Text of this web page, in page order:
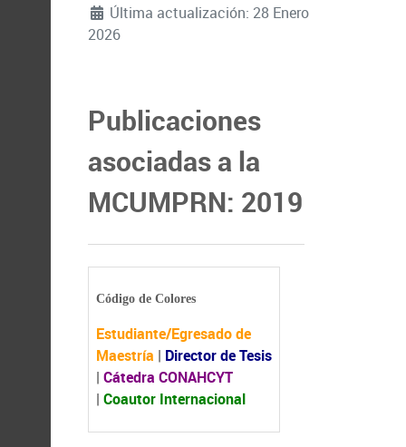
Última actualización: 28 Enero
2026
Publicaciones
asociadas a la
MCUMPRN: 2019
Código de Colores
Estudiante/Egresado de
Maestría | Director de Tesis
| Cátedra CONAHCYT
| Coautor Internacional